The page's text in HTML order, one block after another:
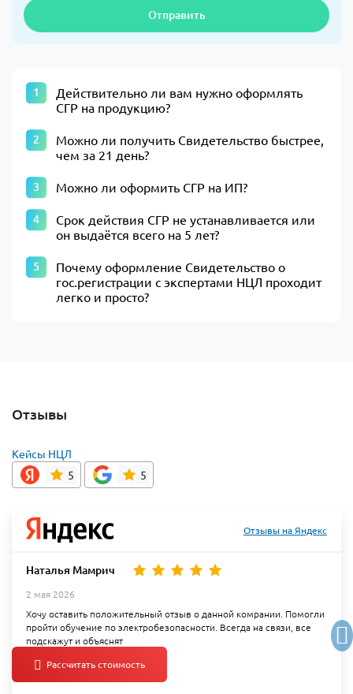
Отправить
Действительно ли вам нужно оформлять
СГР на продукцию?
Можно ли получить Свидетельство быстрее,
чем за 21 день?
Можно ли оформить СГР на ИП?
Срок действия СГР не устанавливается или
он выдаётся всего на 5 лет?
Почему оформление Свидетельство о
гос.регистрации с экспертами НЦЛ проходит
легко и просто?
Отзывы
Кейсы НЦЛ
5
5
Отзывы на Яндекс
Наталья Мамрич
2 мая 2026
Хочу оставить положительный отзыв о данной комрании. Помогли
пройти обучение по электробезопасности. Всегда на связи, все
подскажут и объяснят